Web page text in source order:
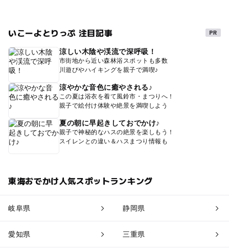
いこーよとりっぷ 注目記事
涼しい木陰や渓流で深呼吸！
市街地から近い森林浴スポットも多数
川遊びやハイキングを親子で満喫♪
涼やかな音色に癒やされる♪
この夏は浴衣を着て風鈴市・まつりへ！
親子で絵付け体験や絶景を満喫しよう
夏の朝に早起きしておでかけ♪
親子で神秘的なハスの絶景を楽しもう！
スイレンとの違い＆ハスまつり情報も
東海おでかけ人気スポットランキング
岐阜県 静岡県
愛知県 三重県